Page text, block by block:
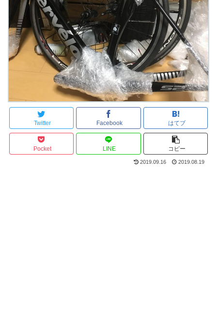
Twitter Facebook はてブ
Pocket LINE コピー
2019.09.16 2019.08.19